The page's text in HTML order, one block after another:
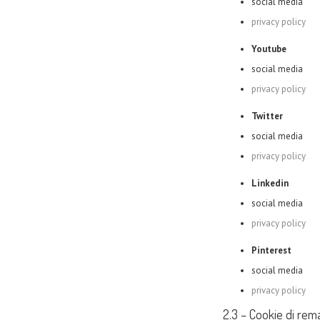
privacy policy
Youtube
social media
privacy policy
Twitter
social media
privacy policy
Linkedin
social media
privacy policy
Pinterest
social media
privacy policy
2.3 – Cookie di